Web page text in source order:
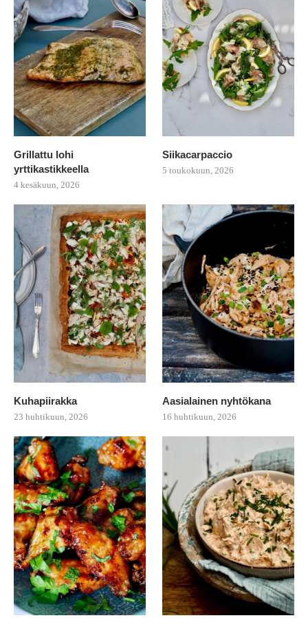
Grillattu lohi
yrttikastikkeella
4 kesäkuun, 2026
Siikacarpaccio
5 toukokuun, 2026
Kuhapiirakka
23 huhtikuun, 2026
Aasialainen nyhtökana
16 huhtikuun, 2026